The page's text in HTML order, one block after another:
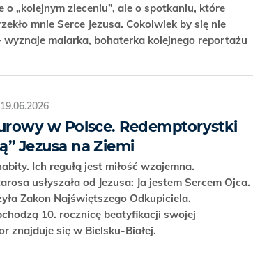
„kolejnym zleceniu”, ale o spotkaniu, które
mnie Serce Jezusa. Cokolwiek by się nie
wyznaje malarka, bohaterka kolejnego reportażu
19.06.2026
w Polsce. Redemptorystki
Jezusa na Ziemi
Ich regułą jest miłość wzajemna.
usłyszała od Jezusa: Ja jestem Sercem Ojca.
Zakon Najświętszego Odkupiciela.
10. rocznicę beatyfikacji swojej
znajduje się w Bielsku-Białej.